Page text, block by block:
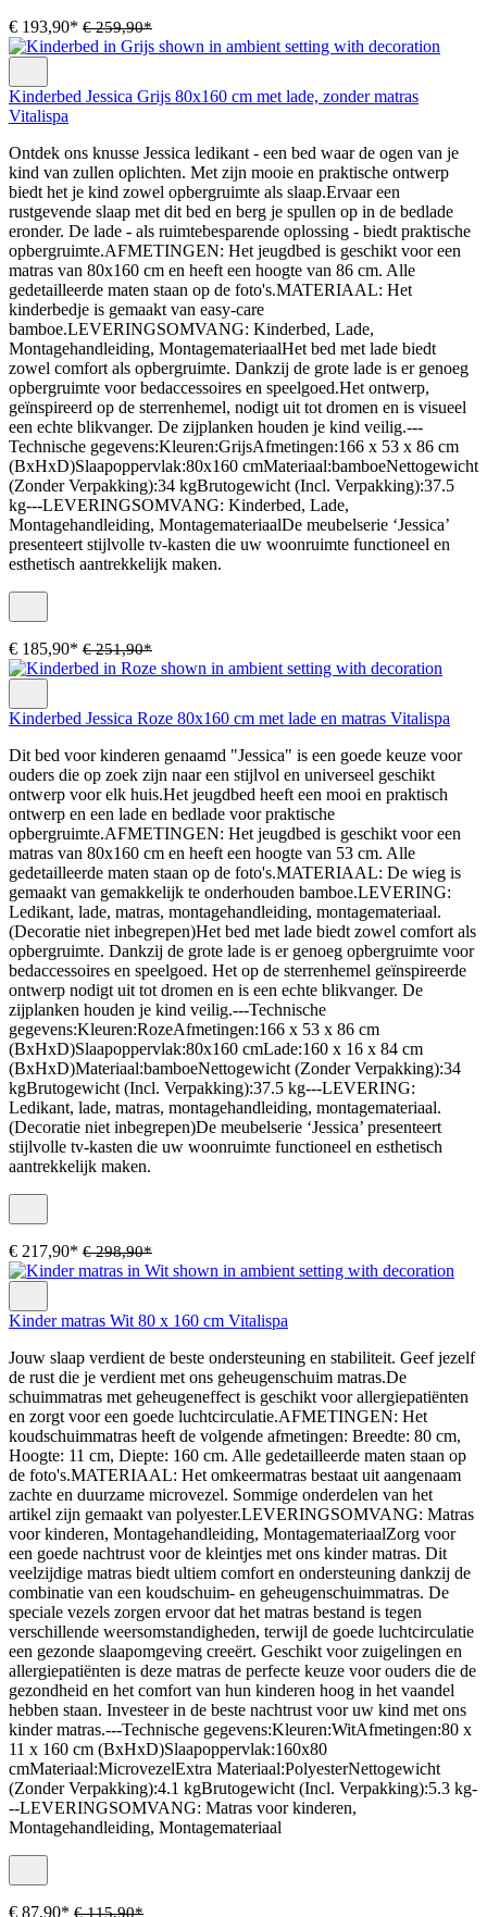
€ 193,90* € 259,90*
Kinderbed Jessica Grijs 80x160 cm met lade, zonder matras
Vitalispa
Ontdek ons knusse Jessica ledikant - een bed waar de ogen van je
kind van zullen oplichten. Met zijn mooie en praktische ontwerp
biedt het je kind zowel opbergruimte als slaap.Ervaar een
rustgevende slaap met dit bed en berg je spullen op in de bedlade
eronder. De lade - als ruimtebesparende oplossing - biedt praktische
opbergruimte.AFMETINGEN: Het jeugdbed is geschikt voor een
matras van 80x160 cm en heeft een hoogte van 86 cm. Alle
gedetailleerde maten staan op de foto's.MATERIAAL: Het
kinderbedje is gemaakt van easy-care
bamboe.LEVERINGSOMVANG: Kinderbed, Lade,
Montagehandleiding, MontagemateriaalHet bed met lade biedt
zowel comfort als opbergruimte. Dankzij de grote lade is er genoeg
opbergruimte voor bedaccessoires en speelgoed.Het ontwerp,
geïnspireerd op de sterrenhemel, nodigt uit tot dromen en is visueel
een echte blikvanger. De zijplanken houden je kind veilig.---
Technische gegevens:Kleuren:GrijsAfmetingen:166 x 53 x 86 cm
(BxHxD)Slaapoppervlak:80x160 cmMateriaal:bamboeNettogewicht
(Zonder Verpakking):34 kgBrutogewicht (Incl. Verpakking):37.5
kg---LEVERINGSOMVANG: Kinderbed, Lade,
Montagehandleiding, MontagemateriaalDe meubelserie ‘Jessica’
presenteert stijlvolle tv-kasten die uw woonruimte functioneel en
esthetisch aantrekkelijk maken.
€ 185,90* € 251,90*
Kinderbed Jessica Roze 80x160 cm met lade en matras Vitalispa
Dit bed voor kinderen genaamd "Jessica" is een goede keuze voor
ouders die op zoek zijn naar een stijlvol en universeel geschikt
ontwerp voor elk huis.Het jeugdbed heeft een mooi en praktisch
ontwerp en een lade en bedlade voor praktische
opbergruimte.AFMETINGEN: Het jeugdbed is geschikt voor een
matras van 80x160 cm en heeft een hoogte van 53 cm. Alle
gedetailleerde maten staan op de foto's.MATERIAAL: De wieg is
gemaakt van gemakkelijk te onderhouden bamboe.LEVERING:
Ledikant, lade, matras, montagehandleiding, montagemateriaal.
(Decoratie niet inbegrepen)Het bed met lade biedt zowel comfort als
opbergruimte. Dankzij de grote lade is er genoeg opbergruimte voor
bedaccessoires en speelgoed. Het op de sterrenhemel geïnspireerde
ontwerp nodigt uit tot dromen en is een echte blikvanger. De
zijplanken houden je kind veilig.---Technische
gegevens:Kleuren:RozeAfmetingen:166 x 53 x 86 cm
(BxHxD)Slaapoppervlak:80x160 cmLade:160 x 16 x 84 cm
(BxHxD)Materiaal:bamboeNettogewicht (Zonder Verpakking):34
kgBrutogewicht (Incl. Verpakking):37.5 kg---LEVERING:
Ledikant, lade, matras, montagehandleiding, montagemateriaal.
(Decoratie niet inbegrepen)De meubelserie ‘Jessica’ presenteert
stijlvolle tv-kasten die uw woonruimte functioneel en esthetisch
aantrekkelijk maken.
€ 217,90* € 298,90*
Kinder matras Wit 80 x 160 cm Vitalispa
Jouw slaap verdient de beste ondersteuning en stabiliteit. Geef jezelf
de rust die je verdient met ons geheugenschuim matras.De
schuimmatras met geheugeneffect is geschikt voor allergiepatiënten
en zorgt voor een goede luchtcirculatie.AFMETINGEN: Het
koudschuimmatras heeft de volgende afmetingen: Breedte: 80 cm,
Hoogte: 11 cm, Diepte: 160 cm. Alle gedetailleerde maten staan op
de foto's.MATERIAAL: Het omkeermatras bestaat uit aangenaam
zachte en duurzame microvezel. Sommige onderdelen van het
artikel zijn gemaakt van polyester.LEVERINGSOMVANG: Matras
voor kinderen, Montagehandleiding, MontagemateriaalZorg voor
een goede nachtrust voor de kleintjes met ons kinder matras. Dit
veelzijdige matras biedt ultiem comfort en ondersteuning dankzij de
combinatie van een koudschuim- en geheugenschuimmatras. De
speciale vezels zorgen ervoor dat het matras bestand is tegen
verschillende weersomstandigheden, terwijl de goede luchtcirculatie
een gezonde slaapomgeving creeërt. Geschikt voor zuigelingen en
allergiepatiënten is deze matras de perfecte keuze voor ouders die de
gezondheid en het comfort van hun kinderen hoog in het vaandel
hebben staan. Investeer in de beste nachtrust voor uw kind met ons
kinder matras.---Technische gegevens:Kleuren:WitAfmetingen:80 x
11 x 160 cm (BxHxD)Slaapoppervlak:160x80
cmMateriaal:MicrovezelExtra Materiaal:PolyesterNettogewicht
(Zonder Verpakking):4.1 kgBrutogewicht (Incl. Verpakking):5.3 kg-
--LEVERINGSOMVANG: Matras voor kinderen,
Montagehandleiding, Montagemateriaal
€ 87,90* € 115,90*